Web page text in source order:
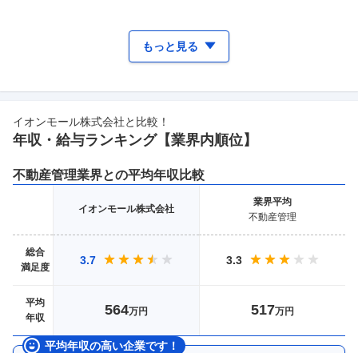
もっと見る
イオンモール株式会社と比較！
年収・給与ランキング【業界内順位】
不動産管理業界との平均年収比較
イオンモール株式会社
業界平均
不動産管理
総合
満足度
3.7 3.3
平均
年収
564万円 517万円
平均年収の高い企業です！